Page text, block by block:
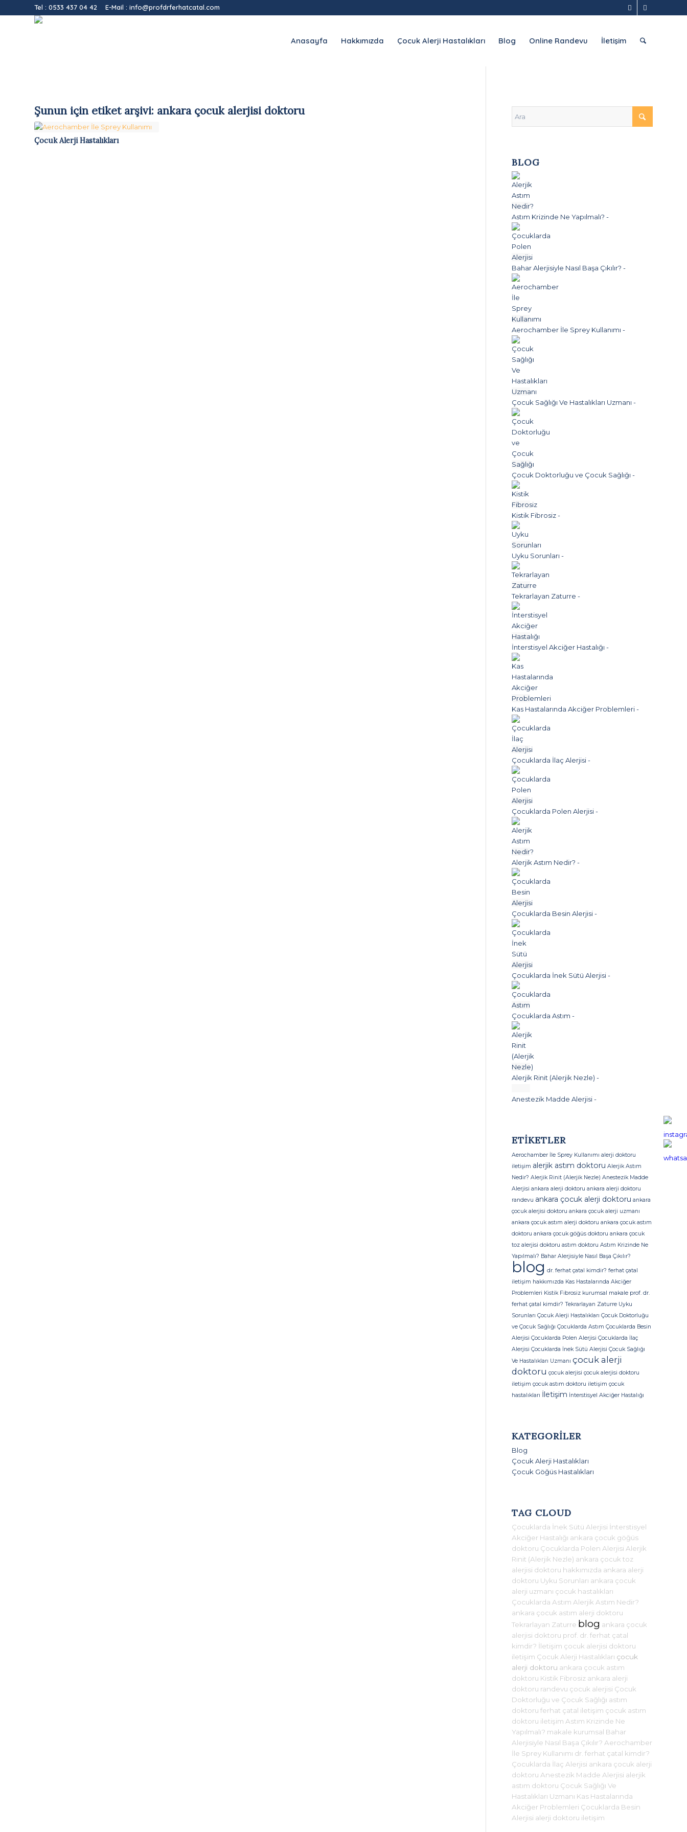
Tel : 0533 437 04 42 E-Mail : info@profdrferhatcatal.com
Anasayfa Hakkımızda Çocuk Alerji Hastalıkları Blog Online Randevu İletişim
Şunun için etiket arşivi: ankara çocuk alerjisi doktoru
Çocuk Alerji Hastalıkları
BLOG
Astım Krizinde Ne Yapılmalı? -
Bahar Alerjisiyle Nasıl Başa Çıkılır? -
Aerochamber İle Sprey Kullanımı -
Çocuk Sağlığı Ve Hastalıkları Uzmanı -
Çocuk Doktorluğu ve Çocuk Sağlığı -
Kistik Fibrosiz-
Uyku Sorunları -
Tekrarlayan Zaturre -
İnterstisyel Akciğer Hastalığı -
Kas Hastalarında Akciğer Problemleri-
Çocuklarda İlaç Alerjisi-
Çocuklarda Polen Alerjisi-
Alerjik Astım Nedir? -
Çocuklarda Besin Alerjisi-
Çocuklarda İnek Sütü Alerjisi-
Çocuklarda Astım -
Alerjik Rinit (Alerjik Nezle) -
Anestezik Madde Alerjisi-
ETIKETLER
Aerochamber İle Sprey Kullanımı alerji doktoru
iletişim alerjik astım doktoru Alerjik Astım
Nedir? Alerjik Rinit (Alerjik Nezle) Anestezik Madde
Alerjisi ankara alerji doktoru ankara alerji doktoru
randevu ankara çocuk alerji doktoru ankara
çocuk alerjisi doktoru ankara çocuk alerji uzmanı
ankara çocuk astım alerji doktoru ankara çocuk astım
doktoru ankara çocuk göğüs doktoru ankara çocuk
toz alerjisi doktoru astım doktoru Astım Krizinde Ne
Yapılmalı? Bahar Alerjisiyle Nasıl Başa Çıkılır?
blog dr. ferhat çatal kimdir? ferhat çatal
iletişim hakkımızda Kas Hastalarında Akciğer
Problemleri Kistik Fibrosiz kurumsal makale prof. dr.
ferhat çatal kimdir? Tekrarlayan Zaturre Uyku
Sorunları Çocuk Alerji Hastalıkları Çocuk Doktorluğu
ve Çocuk Sağlığı Çocuklarda Astım Çocuklarda Besin
Alerjisi Çocuklarda Polen Alerjisi Çocuklarda İlaç
Alerjisi Çocuklarda İnek Sütü Alerjisi Çocuk Sağlığı
Ve Hastalıkları Uzmanı çocuk alerji
doktoru çocuk alerjisi çocuk alerjisi doktoru
iletişim çocuk astım doktoru iletişim çocuk
hastalıkları İletişim İnterstisyel Akciğer Hastalığı
KATEGORILER
Blog
Çocuk Alerji Hastalıkları
Çocuk Göğüs Hastalıkları
TAG CLOUD
Çocuklarda İnek Sütü Alerjisi İnterstisyel
Akciğer Hastalığı ankara çocuk göğüs
doktoru Çocuklarda Polen Alerjisi Alerjik
Rinit (Alerjik Nezle) ankara çocuk toz
alerjisi doktoru hakkımızda ankara alerji
doktoru Uyku Sorunları ankara çocuk
alerji uzmanı çocuk hastalıkları
Çocuklarda Astım Alerjik Astım Nedir?
ankara çocuk astım alerji doktoru
Tekrarlayan Zaturre blog ankara çocuk
alerjisi doktoru prof. dr. ferhat çatal
kimdir? İletişim çocuk alerjisi doktoru
iletişim Çocuk Alerji Hastalıkları çocuk
alerji doktoru ankara çocuk astım
doktoru Kistik Fibrosiz ankara alerji
doktoru randevu çocuk alerjisi Çocuk
Doktorluğu ve Çocuk Sağlığı astım
doktoru ferhat çatal iletişim çocuk astım
doktoru iletişim Astım Krizinde Ne
Yapılmalı? makale kurumsal Bahar
Alerjisiyle Nasıl Başa Çıkılır? Aerochamber
İle Sprey Kullanımı dr. ferhat çatal kimdir?
Çocuklarda İlaç Alerjisi ankara çocuk alerji
doktoru Anestezik Madde Alerjisi alerjik
astım doktoru Çocuk Sağlığı Ve
Hastalıkları Uzmanı Kas Hastalarında
Akciğer Problemleri Çocuklarda Besin
Alerjisi alerji doktoru iletişim